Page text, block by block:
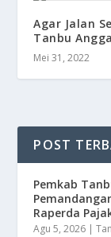
Agar Jalan
Tanbu
Mei 31, 2022
POST
Pemkab
Raperda
Agu 5, 2026 |